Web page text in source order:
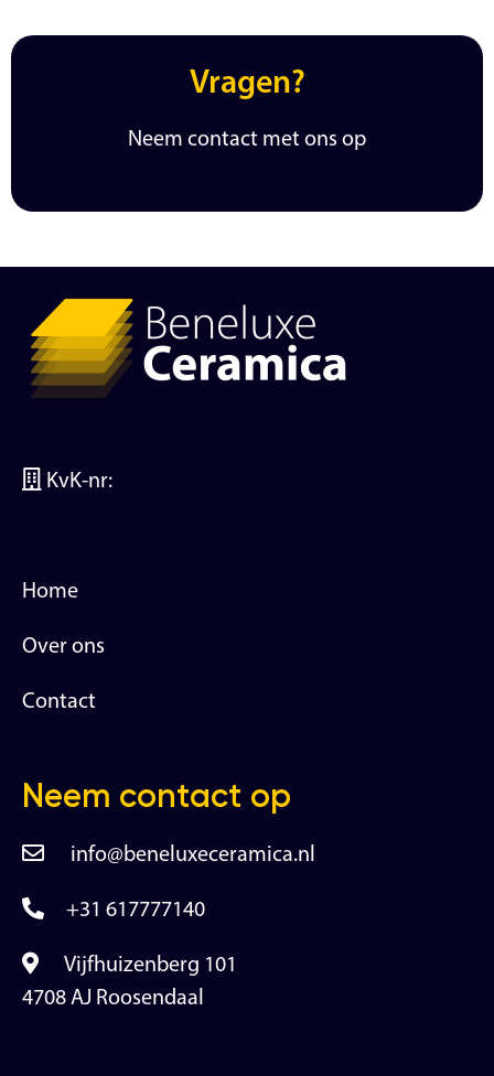
Vragen?
Neem contact met ons op
KvK-nr:
Home
Over ons
Contact
Neem contact op
info@beneluxeceramica.nl
+31 617777140
Vijfhuizenberg 101
4708 AJ Roosendaal